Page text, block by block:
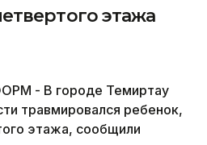
этажа
- В городе Темиртау
травмировался ребенок,
этажа, сообщили